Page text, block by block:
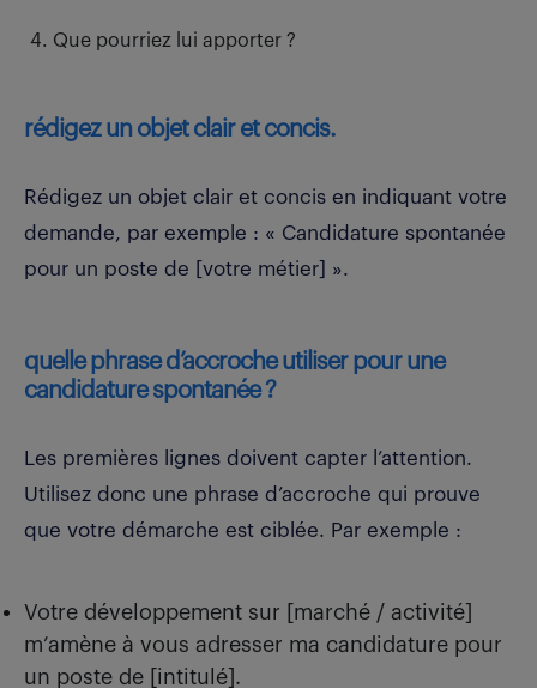
Que pourriez lui apporter ?
rédigez un objet clair et concis.
Rédigez un objet clair et concis en indiquant votre
demande, par exemple : « Candidature spontanée
pour un poste de [votre métier] ».
quelle phrase d’accroche utiliser pour une
candidature spontanée ?
Les premières lignes doivent capter l’attention.
Utilisez donc une phrase d’accroche qui prouve
que votre démarche est ciblée. Par exemple :
Votre développement sur [marché / activité]
m’amène à vous adresser ma candidature pour
un poste de [intitulé].